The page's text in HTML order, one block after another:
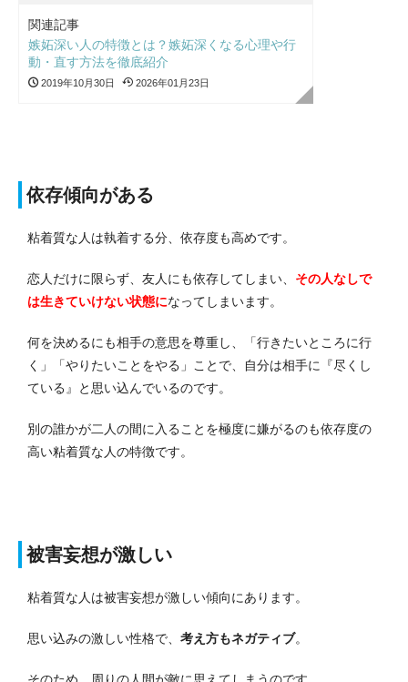
関連記事
嫉妬深い人の特徴とは？嫉妬深くなる心理や行
動・直す方法を徹底紹介
2019年10月30日 2026年01月23日
依存傾向がある
粘着質な人は執着する分、依存度も高めです。
恋人だけに限らず、友人にも依存してしまい、 その人なしで
は生きていけない状態になってしまいます。
何を決めるにも相手の意思を尊重し、「行きたいところに行
く」「やりたいことをやる」ことで、自分は相手に『尽くし
ている』と思い込んでいるのです。
別の誰かが二人の間に入ることを極度に嫌がるのも依存度の
高い粘着質な人の特徴です。
被害妄想が激しい
粘着質な人は被害妄想が激しい傾向にあります。
思い込みの激しい性格で、 考え方もネガティブ。
そのため、周りの人間が敵に思えてしまうのです。